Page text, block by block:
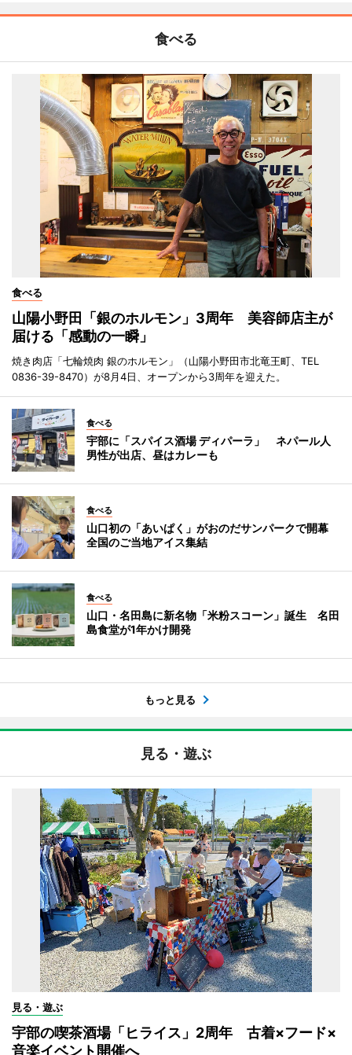
食べる
食べる
山陽小野田「銀のホルモン」3周年 美容師店主が
届ける「感動の一瞬」
焼き肉店「七輪焼肉 銀のホルモン」（山陽小野田市北竜王町、TEL
0836-39-8470）が8月4日、オープンから3周年を迎えた。
食べる
宇部に「スパイス酒場 ディパーラ」 ネパール人
男性が出店、昼はカレーも
食べる
山口初の「あいぱく」がおのだサンパークで開幕
全国のご当地アイス集結
食べる
山口・名田島に新名物「米粉スコーン」誕生 名田
島食堂が1年かけ開発
もっと見る
見る・遊ぶ
見る・遊ぶ
宇部の喫茶酒場「ヒライス」2周年 古着×フード×
音楽イベント開催へ